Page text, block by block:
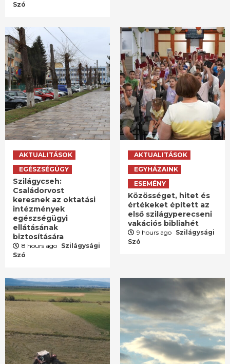
Szó
AKTUALITÁSOK
EGÉSZSÉGÜGY
Szilágycseh:
Családorvost
keresnek az oktatási
intézmények
egészségügyi
ellátásának
biztosítására
8 hours ago Szilágysági
Szó
AKTUALITÁSOK
EGYHÁZAINK
ESEMÉNY
Közösséget, hitet és
értékeket épített az
első szilágyperecseni
vakációs bibliahét
9 hours ago Szilágysági
Szó